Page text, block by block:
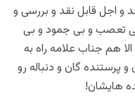
و اجل قابل نقد و بررسی و
بی تعصب و بی جمود و بی
هم جناب علامه راه به
پرستنده گان و دنباله رو
هایشان!